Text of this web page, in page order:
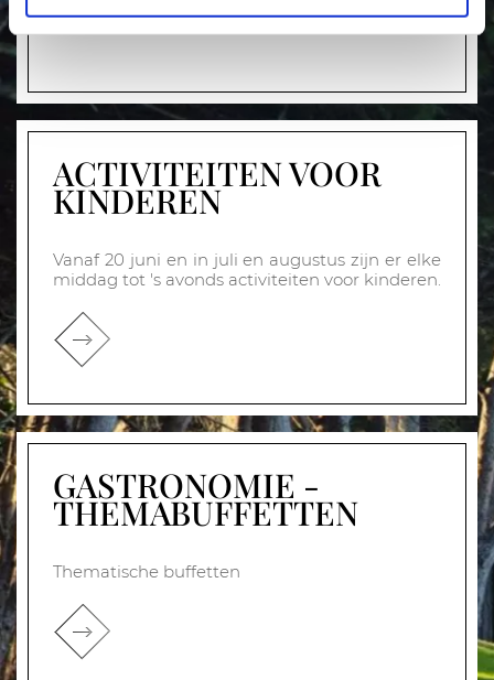
ACTIVITEITEN VOOR
KINDEREN
Vanaf 20 juni en in juli en augustus zijn er elke
middag tot 's avonds activiteiten voor kinderen.
GASTRONOMIE -
THEMABUFFETTEN
Thematische buffetten